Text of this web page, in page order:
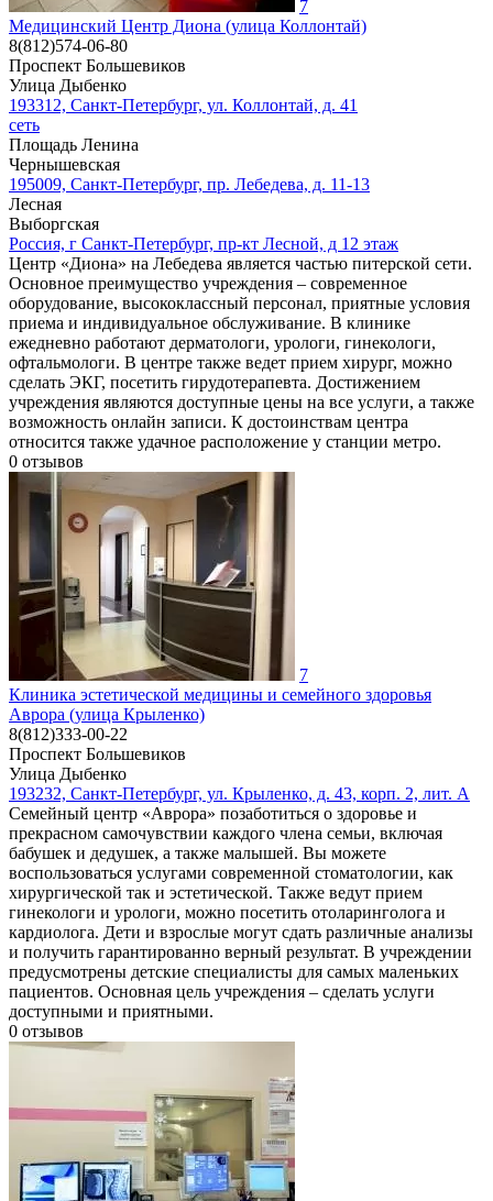
7
Медицинский Центр Диона (улица Коллонтай)
8(812)574-06-80
Проспект Большевиков
Улица Дыбенко
193312, Санкт-Петербург, ул. Коллонтай, д. 41
сеть
Площадь Ленина
Чернышевская
195009, Санкт-Петербург, пр. Лебедева, д. 11-13
Лесная
Выборгская
Россия, г Санкт-Петербург, пр-кт Лесной, д 12 этаж
Центр «Диона» на Лебедева является частью питерской сети.
Основное преимущество учреждения – современное
оборудование, высококлассный персонал, приятные условия
приема и индивидуальное обслуживание. В клинике
ежедневно работают дерматологи, урологи, гинекологи,
офтальмологи. В центре также ведет прием хирург, можно
сделать ЭКГ, посетить гирудотерапевта. Достижением
учреждения являются доступные цены на все услуги, а также
возможность онлайн записи. К достоинствам центра
относится также удачное расположение у станции метро.
0 отзывов
7
Клиника эстетической медицины и семейного здоровья
Аврора (улица Крыленко)
8(812)333-00-22
Проспект Большевиков
Улица Дыбенко
193232, Санкт-Петербург, ул. Крыленко, д. 43, корп. 2, лит. А
Семейный центр «Аврора» позаботиться о здоровье и
прекрасном самочувствии каждого члена семьи, включая
бабушек и дедушек, а также малышей. Вы можете
воспользоваться услугами современной стоматологии, как
хирургической так и эстетической. Также ведут прием
гинекологи и урологи, можно посетить отоларинголога и
кардиолога. Дети и взрослые могут сдать различные анализы
и получить гарантированно верный результат. В учреждении
предусмотрены детские специалисты для самых маленьких
пациентов. Основная цель учреждения – сделать услуги
доступными и приятными.
0 отзывов